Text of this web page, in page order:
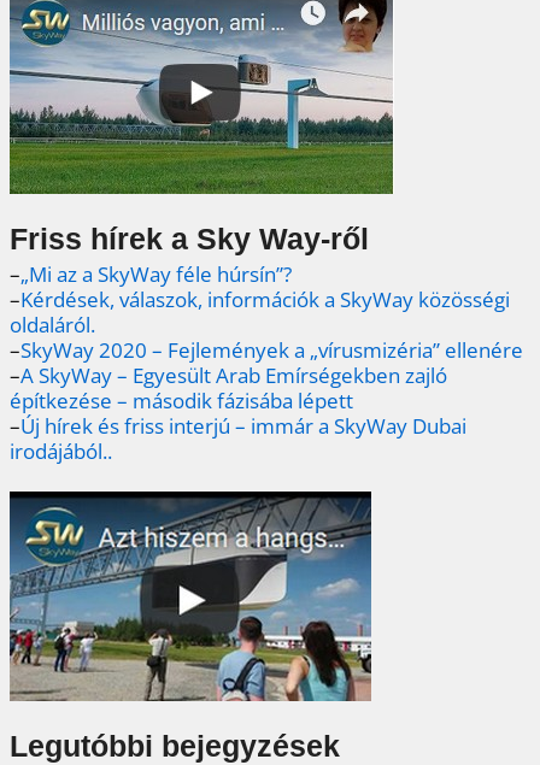
Friss hírek a Sky Way-ről
–„Mi az a SkyWay féle húrsín”?
–Kérdések, válaszok, információk a SkyWay közösségi
oldaláról.
–SkyWay 2020 – Fejlemények a „vírusmizéria” ellenére
–A SkyWay – Egyesült Arab Emírségekben zajló
építkezése – második fázisába lépett
–Új hírek és friss interjú – immár a SkyWay Dubai
irodájából..
Legutóbbi bejegyzések